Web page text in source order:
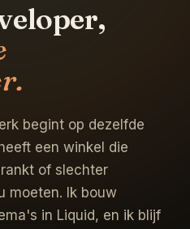
begint op dezelfde
een winkel die
of slechter
moeten. Ik bouw
in Liquid, en ik blijf